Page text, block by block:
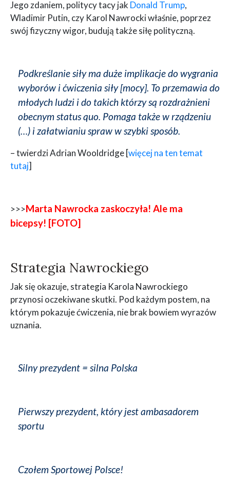
Jego zdaniem, politycy tacy jak Donald Trump,
Wladimir Putin, czy Karol Nawrocki właśnie, poprzez
swój fizyczny wigor, budują także siłę polityczną.
Podkreślanie siły ma duże implikacje do wygrania
wyborów i ćwiczenia siły [mocy]. To przemawia do
młodych ludzi i do takich którzy są rozdrażnieni
obecnym status quo. Pomaga także w rządzeniu
(…) i załatwianiu spraw w szybki sposób.
– twierdzi Adrian Wooldridge [więcej na ten temat
tutaj]
>>>Marta Nawrocka zaskoczyła! Ale ma
bicepsy! [FOTO]
Strategia Nawrockiego
Jak się okazuje, strategia Karola Nawrockiego
przynosi oczekiwane skutki. Pod każdym postem, na
którym pokazuje ćwiczenia, nie brak bowiem wyrazów
uznania.
Silny prezydent = silna Polska
Pierwszy prezydent, który jest ambasadorem
sportu
Czołem Sportowej Polsce!